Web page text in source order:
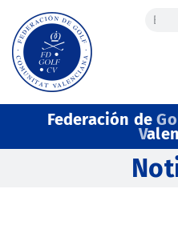
Federación de
V